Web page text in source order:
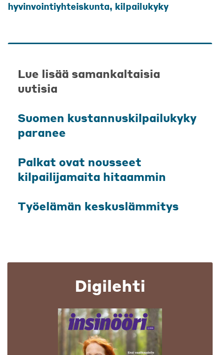
hyvinvointiyhteiskunta, kilpailukyky
Lue lisää samankaltaisia
uutisia
Suomen kustannuskilpailukyky
paranee
Palkat ovat nousseet
kilpailijamaita hitaammin
Työelämän keskuslämmitys
Digilehti